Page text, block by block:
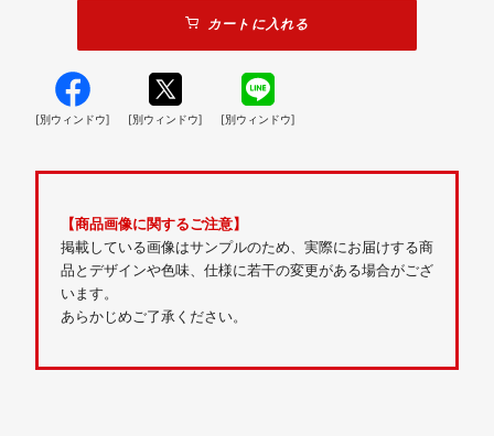
カートに入れる
[別ウィンドウ] [別ウィンドウ] [別ウィンドウ]
【商品画像に関するご注意】
掲載している画像はサンプルのため、実際にお届けする商
品とデザインや色味、仕様に若干の変更がある場合がござ
います。
あらかじめご了承ください。